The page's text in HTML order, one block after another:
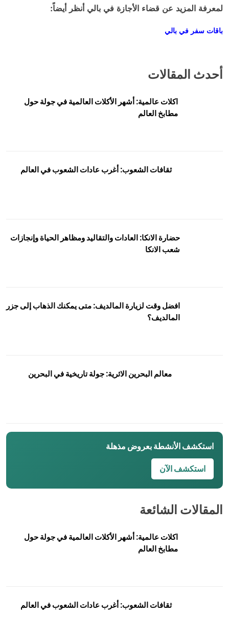
لمعرفة المزيد عن قضاء الأجازة في بالي أنظر أيضاً:
باقات سفر في بالي
أحدث المقالات
اكلات عالمية: أشهر الأكلات العالمية في جولة حول
مطابخ العالم
ثقافات الشعوب: أغرب عادات الشعوب في العالم
حضارة الانكا: العادات والتقاليد ومظاهر الحياة وإنجازات
شعب الانكا
افضل وقت لزيارة المالديف: متى يمكنك الذهاب إلى جزر
المالديف؟
معالم البحرين الاثرية: جولة تاريخية في البحرين
استكشف الأنشطة بعروض مذهلة
استكشف الآن
المقالات الشائعة
اكلات عالمية: أشهر الأكلات العالمية في جولة حول
مطابخ العالم
ثقافات الشعوب: أغرب عادات الشعوب في العالم